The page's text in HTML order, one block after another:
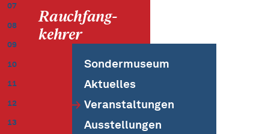
Rauchfang-
kehrer
07
08
09
10
11
12
13
Sondermuseum
Aktuelles
Veranstaltungen
Ausstellungen